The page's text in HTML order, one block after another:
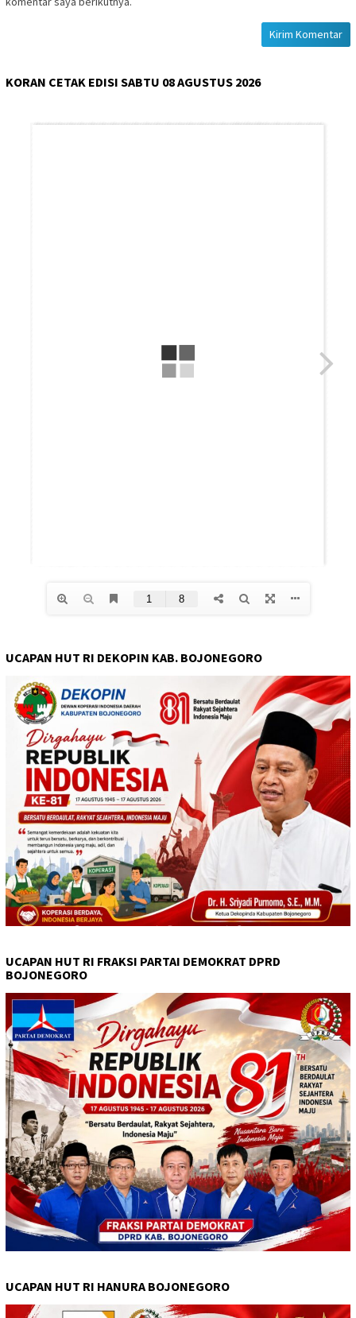
KORAN CETAK EDISI SABTU 08 AGUSTUS 2026
UCAPAN HUT RI DEKOPIN KAB. BOJONEGORO
UCAPAN HUT RI FRAKSI PARTAI DEMOKRAT DPRD
BOJONEGORO
UCAPAN HUT RI HANURA BOJONEGORO